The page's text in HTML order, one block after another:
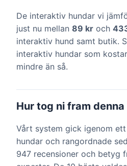
De interaktiv hundar vi
just nu mellan 89 kr och
interaktiv hund samt butik.
interaktiv hundar som
mindre än så.
Hur tog ni fram
Vårt system gick igenom
hundar och rangordnade
947 recensioner och betyg